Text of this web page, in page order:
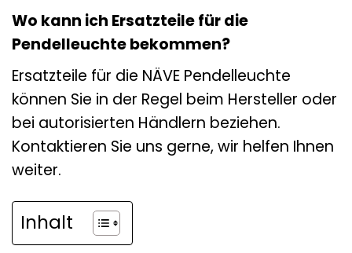
Wo kann ich Ersatzteile für die
Pendelleuchte bekommen?
Ersatzteile für die NÄVE Pendelleuchte
können Sie in der Regel beim Hersteller oder
bei autorisierten Händlern beziehen.
Kontaktieren Sie uns gerne, wir helfen Ihnen
weiter.
Inhalt